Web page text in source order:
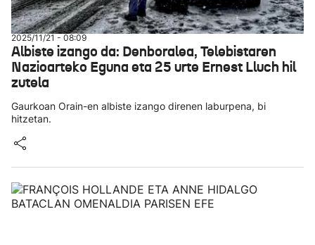
2025/11/21 - 08:09
Albiste izango da: Denboralea, Telebistaren
Nazioarteko Eguna eta 25 urte Ernest Lluch hil
zutela
Gaurkoan Orain-en albiste izango direnen laburpena, bi
hitzetan.